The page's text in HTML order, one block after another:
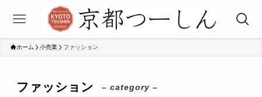
ホーム 小売業 ファッション
ファッション – category –